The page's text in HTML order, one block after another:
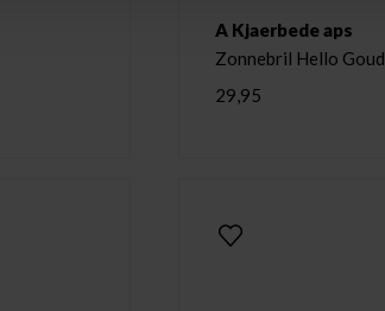
A Kjaerbede aps
Zonnebril Hello Goud
29,95